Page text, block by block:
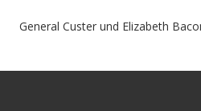
General Custer und Elizabeth